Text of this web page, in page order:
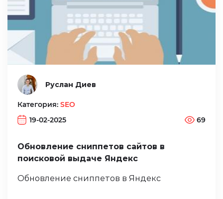
Руслан Диев
Категория: SEO
19-02-2025
69
Обновление сниппетов сайтов в
поисковой выдаче Яндекс
Обновление сниппетов в Яндекс